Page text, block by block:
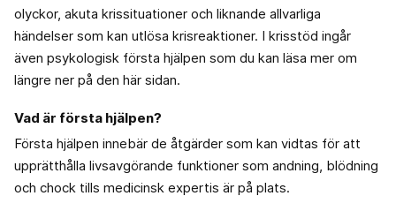
olyckor, akuta krissituationer och liknande allvarliga
händelser som kan utlösa krisreaktioner. I krisstöd ingår
även psykologisk första hjälpen som du kan läsa mer om
längre ner på den här sidan.
Vad är första hjälpen?
Första hjälpen innebär de åtgärder som kan vidtas för att
upprätthålla livsavgörande funktioner som andning, blödning
och chock tills medicinsk expertis är på plats.